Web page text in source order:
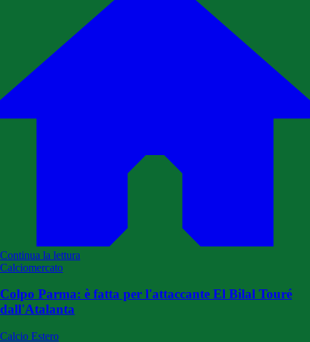
Continua la lettura
Calciomercato
Colpo Parma: è fatta per l'attaccante El Bilal Touré
dall'Atalanta
Calcio Estero